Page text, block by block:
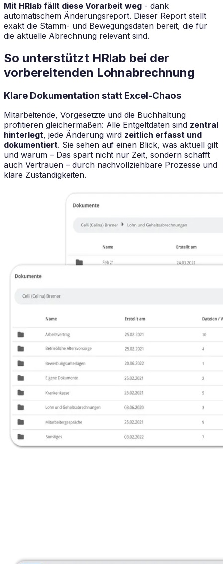
Mit HRlab fällt diese Vorarbeit weg - dank
automatischem Änderungsreport. Dieser Report stellt
exakt die Stamm- und Bewegungsdaten bereit, die für
die aktuelle Abrechnung relevant sind.
So unterstützt HRlab bei der
vorbereitenden Lohnabrechnung
Klare Dokumentation statt Excel-Chaos
Mitarbeitende, Vorgesetzte und die Buchhaltung
profitieren gleichermaßen: Alle Entgeltdaten sind zentral
hinterlegt, jede Änderung wird zeitlich erfasst und
dokumentiert. Sie sehen auf einen Blick, was aktuell gilt
und warum – Das spart nicht nur Zeit, sondern schafft
auch Vertrauen – durch nachvollziehbare Prozesse und
klare Zuständigkeiten.